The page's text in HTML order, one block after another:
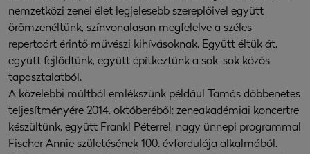
nemzetközi zenei élet legjelesebb szereplőivel együtt
örömzenéltünk, színvonalasan megfelelve a széles
repertoárt érintő művészi kihívásoknak. Együtt éltük át,
együtt fejlődtünk, együtt építkeztünk a sok-sok közös
tapasztalatból.
A közelebbi múltból emlékszünk például Tamás döbbenetes
teljesítményére 2014. októberéből: zeneakadémiai koncertre
készültünk, együtt Frankl Péterrel, nagy ünnepi programmal
Fischer Annie születésének 100. évfordulója alkalmából.